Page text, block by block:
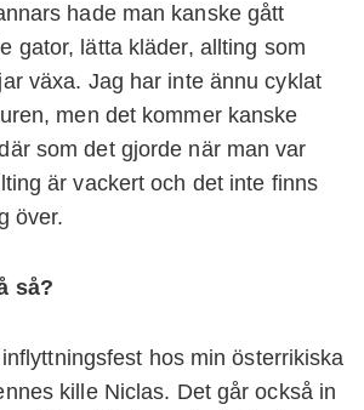
hade man kanske gått
gator, lätta kläder, allting som
växa. Jag har inte ännu cyklat
men det kommer kanske
som det gjorde när man var
är vackert och det inte finns
över.
så?
hos min österrikiska
kille Niclas. Det går också in